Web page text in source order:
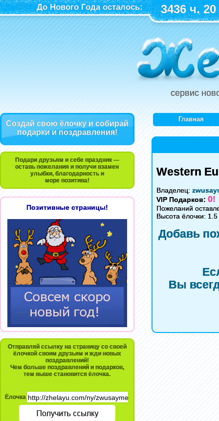
До Нового Года осталось: 3436 ч.
сервис
Создай свою ёлочку и собирай
подарки и поздравления!
Подари друзьям и себе праздник —
оставь пожелания и получи взамен
улыбки, благодарность и
море позитива!
Позитивные страницы!
Отправляй ссылку на страницу со своей
ёлочкой своим друзьям и жди новых
поздравлений!
Чем больше поздравлений и подарков,
тем выше становится ёлочка.
Ёлочка
Главная
Western
Владелец:
VIP Подарков: 0!
Пожеланий
Высота ёлочки:
Добавь
Вы